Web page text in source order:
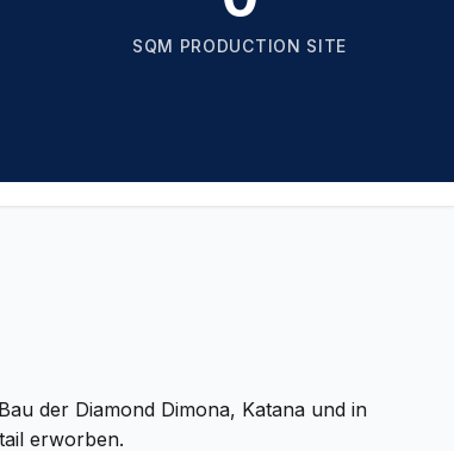
SQM PRODUCTION SITE
der Diamond Dimona, Katana und in
erworben.